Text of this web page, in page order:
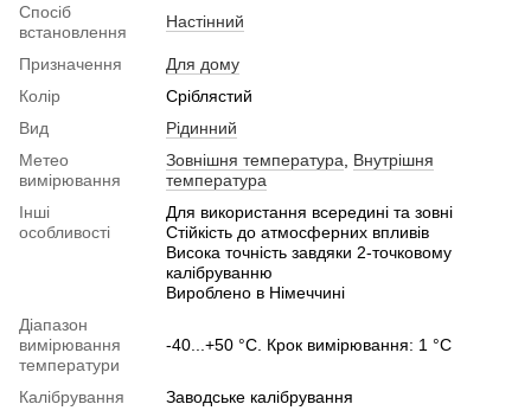
Спосіб
встановлення
Настінний
Призначення
Для дому
Колір
Сріблястий
Вид
Рідинний
Метео
вимірювання
Зовнішня температура
Внутрішня
температура
Інші
особливості
Для використання всередині та зовні
Стійкість до атмосферних впливів
Висока точність завдяки 2-точковому
калібруванню
Вироблено в Німеччині
Діапазон
вимірювання
температури
-40...+50 °C. Крок вимірювання: 1 °C
Калібрування
Заводське калібрування